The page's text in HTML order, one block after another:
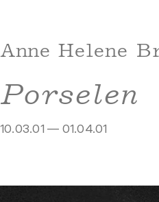
Anne Helene
Porselen
10.03.01 — 01.04.01